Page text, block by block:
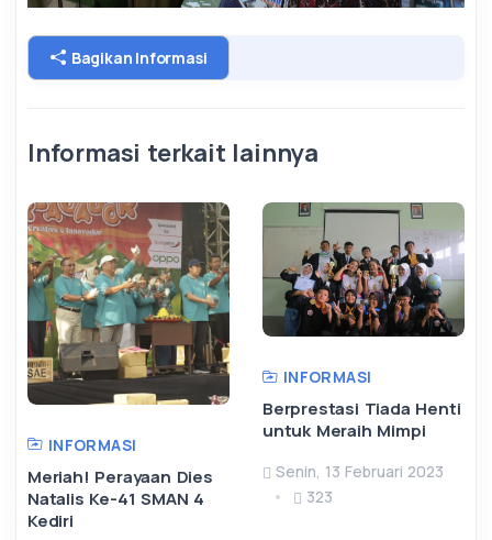
Bagikan Informasi
Informasi terkait lainnya
INFORMASI
Meriah! Perayaan Dies
Natalis Ke-41 SMAN 4
Kediri
INFORMASI
Berprestasi Tiada Henti
untuk Meraih Mimpi
Senin, 13 Februari 2023
323